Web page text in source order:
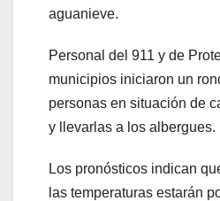
aguanieve.
Personal del 911 y de
municipios iniciaron un
personas en situación de
y llevarlas a los albergues.
Los pronósticos indican
las temperaturas estarán